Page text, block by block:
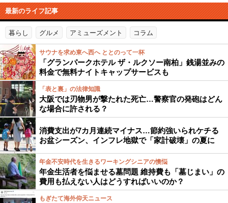
最新のライフ記事
暮らし グルメ アミューズメント コラム
サウナを求め東へ西へ ととのって一杯
「グランパークホテル ザ・ルクソー南柏」銭湯並みの
料金で無料ナイトキャップサービスも
「表と裏」の法律知識
大阪では刃物男が撃たれた死亡…警察官の発砲はどん
な場合に許される？
消費支出が7カ月連続マイナス…節約強いられケチる
お盆シーズン、インフレ地獄で「家計破壊」の夏に
年金不安時代を生きるワーキングシニアの懊悩
年金生活者を悩ませる墓問題 維持費も「墓じまい」の
費用も払えない人はどうすればいいのか？
もぎたて海外仰天ニュース